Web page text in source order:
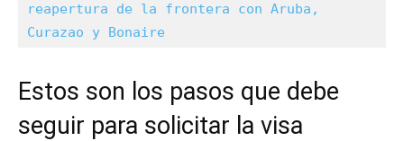
reapertura de la frontera con Aruba,
Curazao y Bonaire
Estos son los pasos que debe
seguir para solicitar la visa